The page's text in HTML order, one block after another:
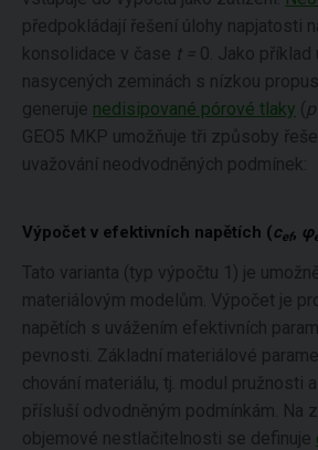
předpokládají řešení úlohy napjatosti
konsolidace v čase t = 0. Jako příklad
nasycených zeminách s nízkou
generuje nedisipované pórové tlaky (
GEO5 MKP umožňuje tři způsoby
uvažování neodvodněných podmínek:
Výpočet v efektivních napětích (cef, φ
Tato varianta (typ výpočtu 1) je
materiálovým modelům. Výpočet je
napětích s uvážením efektivních
pevnosti. Základní materiálové
chování materiálu, tj. modul pružnosti
přísluší odvodněným podmínkám. Na
objemové nestlačitelnosti se definuje